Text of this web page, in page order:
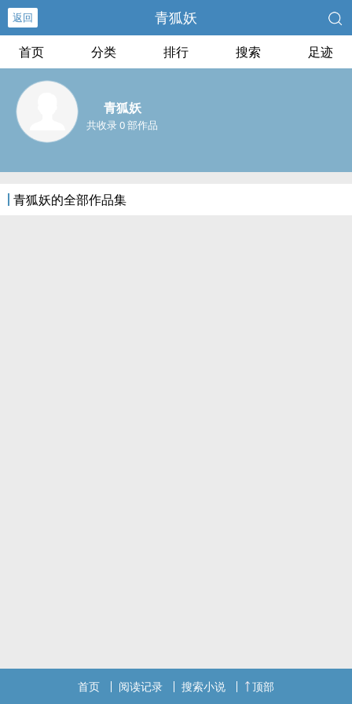
返回 青狐妖
首页 分类 排行 搜索 足迹
青狐妖
共收录 0 部作品
青狐妖的全部作品集
首页 阅读记录 搜索小说 顶部